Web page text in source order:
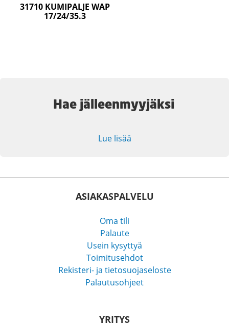
31710 KUMIPALJE WAP
17/24/35.3
Hae jälleenmyyjäksi
Lue lisää
ASIAKASPALVELU
Oma tili
Palaute
Usein kysyttyä
Toimitusehdot
Rekisteri- ja tietosuojaseloste
Palautusohjeet
YRITYS